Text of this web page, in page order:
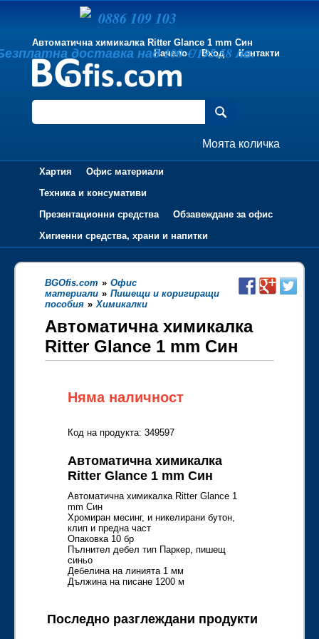
Автоматична химикалка Ritter Glance 1 mm Син
Начало
Вход Контакти
Моята количка
Хартия
Офис материали
Техника и консумативи
Презентационни средства
Обзавеждане за офис
Хигиенни средства, храни и напитки
BGOfis.com » Офис
материали » Пишещи и коригиращи
пособия » Химикалки
Автоматична химикалка
Ritter Glance 1 mm Син
Няма наличност
Код на продукта: 349597
Автоматична химикалка
Ritter Glance 1 mm Син
Автоматична химикалка Ritter Glance 1
mm Син
Хромиран месинг, и никелирани бутон,
клип и предна част
Опаковка 10 бр
Пълнител дебел тип Паркер, пишещ
синьо
Дебелина на линията 1 мм
Дължина на писане 1200 м
Последно разглеждани продукти
0886 109 103
доставка над 100 €/195.58 лв.